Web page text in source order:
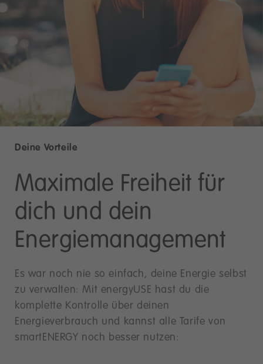
Deine Vorteile
Maximale Freiheit für
dich und dein
Energiemanagement
Es war noch nie so einfach, deine Energie selbst
zu verwalten: Mit energyUSE hast du die
komplette Kontrolle über deinen
Energieverbrauch und kannst alle Tarife von
smartENERGY noch besser nutzen: